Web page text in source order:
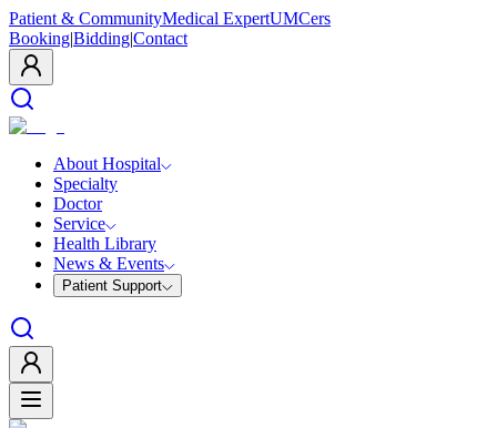
Patient & CommunityMedical ExpertUMCers
Booking|Bidding|Contact
About Hospital
Specialty
Doctor
Service
Health Library
News & Events
Patient Support